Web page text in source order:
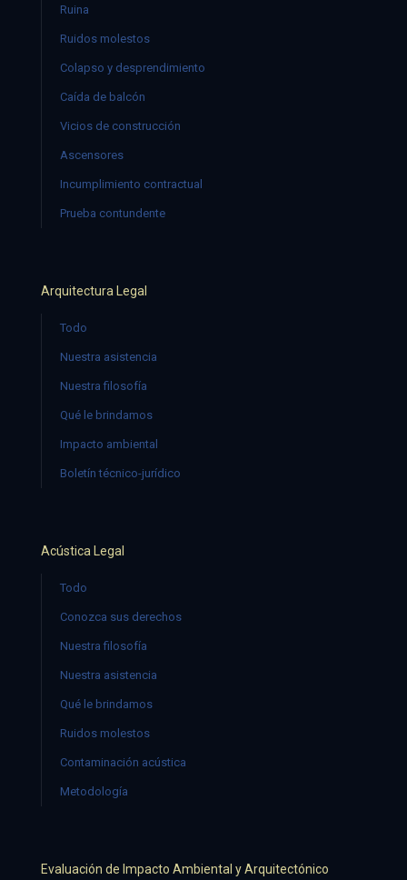
Ruina
Ruidos molestos
Colapso y desprendimiento
Caída de balcón
Vicios de construcción
Ascensores
Incumplimiento contractual
Prueba contundente
Arquitectura Legal
Todo
Nuestra asistencia
Nuestra filosofía
Qué le brindamos
Impacto ambiental
Boletín técnico-jurídico
Acústica Legal
Todo
Conozca sus derechos
Nuestra filosofía
Nuestra asistencia
Qué le brindamos
Ruidos molestos
Contaminación acústica
Metodología
Evaluación de Impacto Ambiental y Arquitectónico